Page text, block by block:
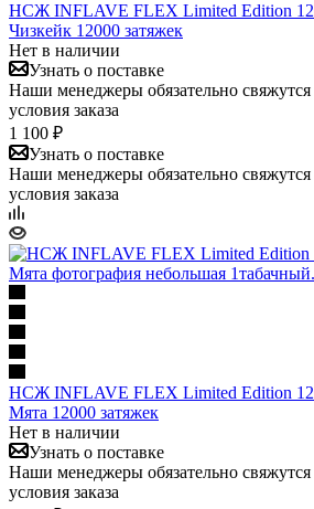
НСЖ INFLAVE FLEX Limited Edition
Чизкейк 12000 затяжек
Нет в наличии
Узнать о поставке
Наши менеджеры обязательно
условия заказа
1 100 ₽
Узнать о поставке
Наши менеджеры обязательно
условия заказа
НСЖ INFLAVE FLEX Limited Edition
Мята 12000 затяжек
Нет в наличии
Узнать о поставке
Наши менеджеры обязательно
условия заказа